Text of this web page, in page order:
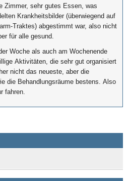
Zimmer, sehr gutes Essen, was
Krankheitsbilder (überwiegend auf
Traktes) abgestimmt war, also nicht
für alle gesund.
Woche als auch am Wochenende
Aktivitäten, die sehr gut organisiert
nicht das neueste, aber die
die Behandlungsräume bestens. Also
fahren.